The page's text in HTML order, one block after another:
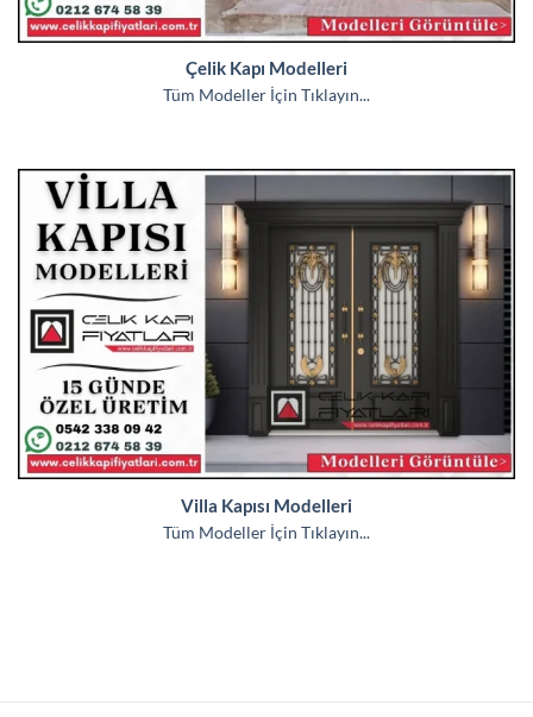
Çelik Kapı Modelleri
Tüm Modeller İçin Tıklayın...
Villa Kapısı Modelleri
Tüm Modeller İçin Tıklayın...